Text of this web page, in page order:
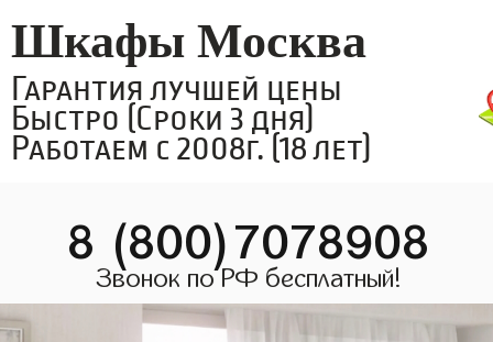
Шкафы Москва
Гарантия лучшей цены
Быстро (Сроки 3 дня)
Работаем с 2008г. (18 лет)
8 (800)7078908
Звонок по РФ бесплатный!